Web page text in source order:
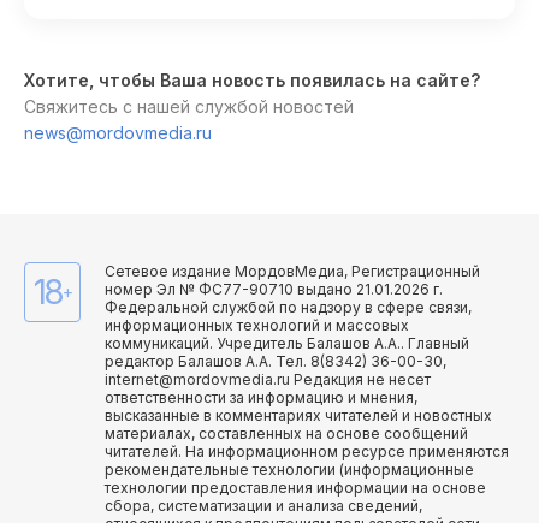
Хотите, чтобы Ваша новость появилась на сайте?
Свяжитесь с нашей службой новостей
news@mordovmedia.ru
18+
Сетевое издание МордовМедиа, Регистрационный
номер Эл № ФС77-90710 выдано 21.01.2026 г.
Федеральной службой по надзору в сфере связи,
информационных технологий и массовых
коммуникаций. Учредитель Балашов А.А.. Главный
редактор Балашов А.А. Тел. 8(8342) 36-00-30,
internet@mordovmedia.ru Редакция не несет
ответственности за информацию и мнения,
высказанные в комментариях читателей и новостных
материалах, составленных на основе сообщений
читателей. На информационном ресурсе применяются
рекомендательные технологии (информационные
технологии предоставления информации на основе
сбора, систематизации и анализа сведений,